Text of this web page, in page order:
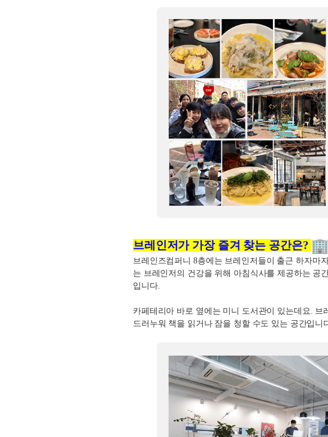
브레인저가 가장 즐겨 찾는 공간은?
브레인즈컴퍼니 8층에는 브레인저들이 출근 하자마
는 브레인저의 건강을 위해 아침식사를 제공하는 공
입니다.
카페테리아 바로 옆에는 미니 도서관이 있는데요. 브
드러누워 책을 읽거나 잠을 청할 수도 있는 공간입니